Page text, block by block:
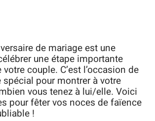
de mariage est une
une étape importante
couple. C’est l’occasion de
pour montrer à votre
vous tenez à lui/elle. Voici
pour fêter vos noces de faïence
!